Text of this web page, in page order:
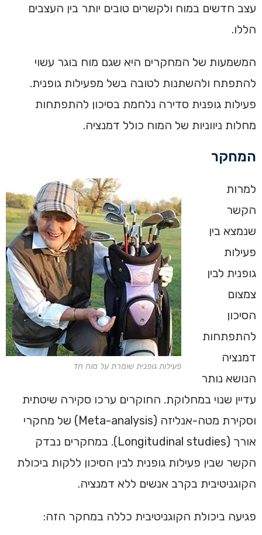
עצב חדשים במוח ולקשרים טובים יותר בין העצבים
הללו.
המשמעות של המחקרים היא שגם מוח בוגר עשוי
להתפתח ולהשתנות לטובה בשל מפעילות גופנית.
פעילות גופנית סדירה נלחמת בסיכון להתפתחות
מחלות ניווניות של המוח כולל דמנציה.
המחקר
פעילות גופנית שומרת על מוח חד
למרות
הקשר
שנמצא בין
פעילות
גופנית לבין
צמצום
הסיכון
להתפתחות
דמנציה
הנושא נותר
עדיין שנוי במחלוקת. החוקרים ערכו סקירה שיטתית
וסקירת מטה-אנליזה (Meta-analysis) של מחקרי
אורך (Longitudinal studies). במחקרים נבדק
הקשר שבין פעילות גופנית לבין הסיכון ללקות ביכולת
הקוגניטיבית בקרב אנשים ללא דמנציה.
פגיעה ביכולת הקוגניטיבית כללה במחקר הזה: